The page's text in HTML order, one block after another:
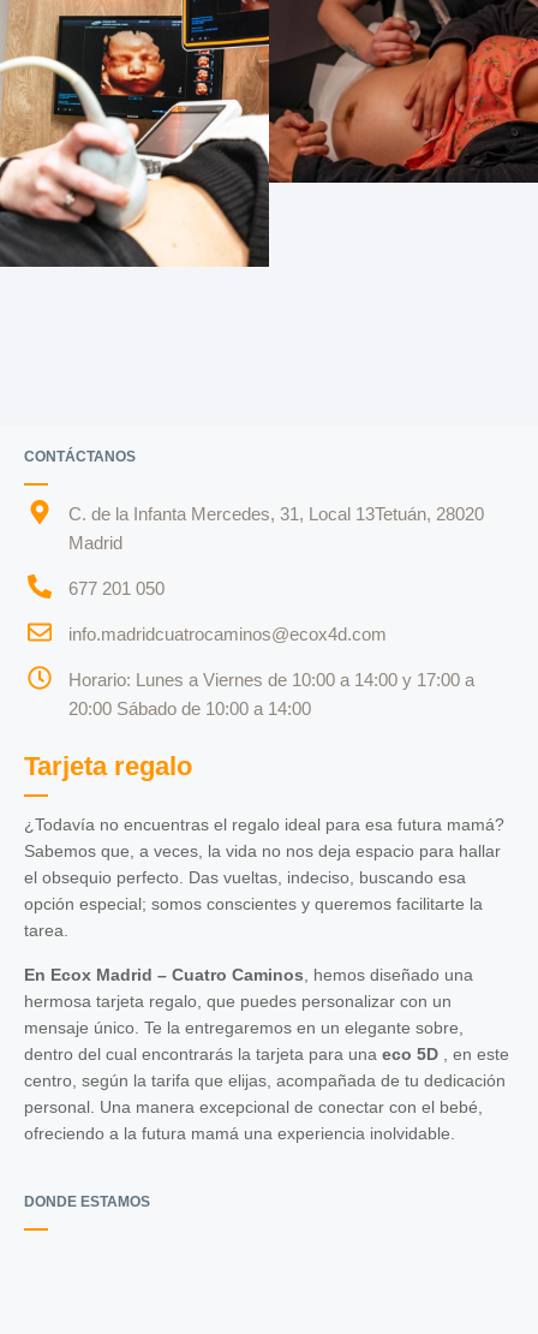
CONTÁCTANOS
C. de la Infanta Mercedes, 31, Local 13Tetuán, 28020
Madrid
677 201 050
info.madridcuatrocaminos@ecox4d.com
Horario: Lunes a Viernes de 10:00 a 14:00 y 17:00 a
20:00 Sábado de 10:00 a 14:00
Tarjeta regalo
¿Todavía no encuentras el regalo ideal para esa futura mamá?
Sabemos que, a veces, la vida no nos deja espacio para hallar
el obsequio perfecto. Das vueltas, indeciso, buscando esa
opción especial; somos conscientes y queremos facilitarte la
tarea.
En Ecox Madrid – Cuatro Caminos , hemos diseñado una
hermosa tarjeta regalo, que puedes personalizar con un
mensaje único. Te la entregaremos en un elegante sobre,
dentro del cual encontrarás la tarjeta para una eco 5D
, en este
centro, según la tarifa que elijas, acompañada de tu dedicación
personal. Una manera excepcional de conectar con el bebé,
ofreciendo a la futura mamá una experiencia inolvidable.
DONDE ESTAMOS